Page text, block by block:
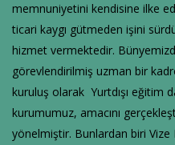
memnuniyetini kendisine ilke
ticari kaygı gütmeden işini
hizmet vermektedir.
görevlendirilmiş uzman bir
kuruluş olarak Yurtdışı eğitim
kurumumuz, amacını
yönelmiştir. Bunlardan biri Vize